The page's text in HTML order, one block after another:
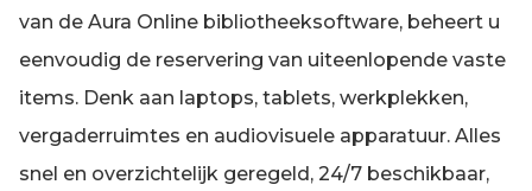
van de Aura Online bibliotheeksoftware, beheert u
eenvoudig de reservering van uiteenlopende vaste
items. Denk aan laptops, tablets, werkplekken,
vergaderruimtes en audiovisuele apparatuur. Alles
snel en overzichtelijk geregeld, 24/7 beschikbaar,